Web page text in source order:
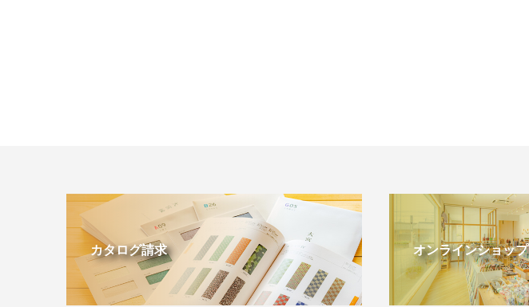
カタログ請求 オンラインショップ